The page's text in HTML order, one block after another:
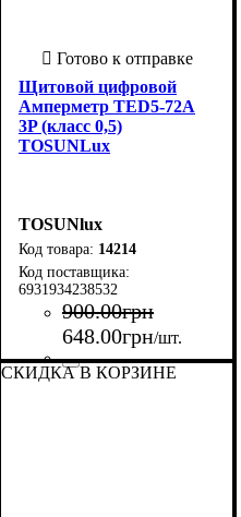
Щитовой цифровой
Амперметр TED5-72A
3P (класс 0,5)
TOSUNLux
TOSUNlux
14214
6931934238532
900.00грн
648.00грн/шт.
Страна-производитель
Серия: TED5
Класс точности: 0.5
СКИДКА В КОРЗИНЕ